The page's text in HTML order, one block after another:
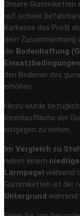
Unsere Gummiketten
auf schwer
Karkasse das Profil
dem Zusammenhang
die Bodenhaftung
Einsatzbedingungen
den Bediener des
erhöhen.
Hinzu wurde
Innenlauffläche der
entgegen zu wirken.
Im Vergleich zu
neben einem
Lärmpegel während
Gummiketten ist der
Untergrund während